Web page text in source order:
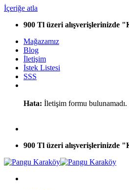
İçeriğe atla
900 Tl üzeri alışverişlerinizde
Mağazamız
Blog
İletişim
İstek Listesi
SSS
Hata: İletişim formu bulunamadı.
900 Tl üzeri alışverişlerinizde